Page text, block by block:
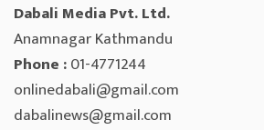
Dabali Media Pvt. Ltd.
Anamnagar Kathmandu
Phone :01-4771244
onlinedabali@gmail.com
dabalinews@gmail.com